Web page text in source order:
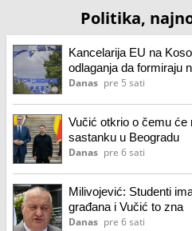
Politika,
Kancelarija EU na
odlaganja da formiraju
Danas pre 5 sati
Vučić otkrio o čemu će
sastanku u Beogradu
Danas pre 6 sati
Milivojević: Studenti
građana i Vučić to zna
Danas pre 6 sati